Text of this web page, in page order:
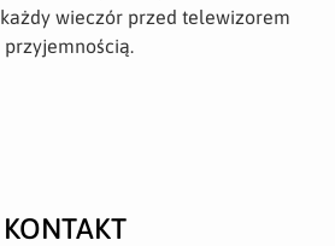
wieczór przed telewizorem
KONTAKT